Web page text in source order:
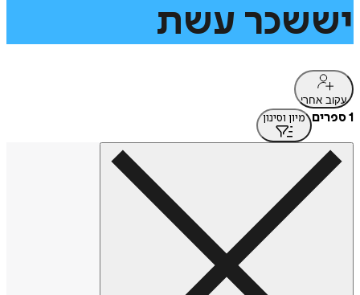
יששכר עשת
עקוב אחרי
1 ספרים מיון וסינון